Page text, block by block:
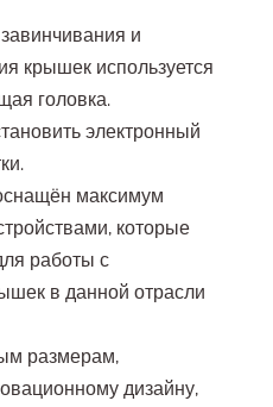
и
крышек используется
головка.
электронный
максимум
которые
работы с
в данной отрасли
размерам,
дизайну,